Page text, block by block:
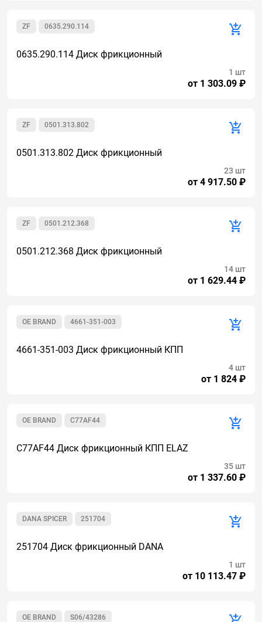
0635.290.114
ZF
0635.290.114 Диск фрикционный
от 1 303.09 ₽
1 шт
0501.313.802
ZF
0501.313.802 Диск фрикционный
от 4 917.50 ₽
23 шт
0501.212.368
ZF
0501.212.368 Диск фрикционный
от 1 629.44 ₽
14 шт
4661-351-003
OE BRAND
4661-351-003 Диск фрикционный КПП
от 1 824 ₽
4 шт
C77AF44
OE BRAND
C77AF44 Диск фрикционный КПП ELAZ
от 1 337.60 ₽
35 шт
251704
DANA SPICER
251704 Диск фрикционный DANA
от 10 113.47 ₽
1 шт
S06/43286
OE BRAND